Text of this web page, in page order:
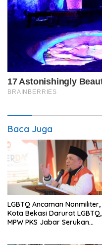
Baca Juga
LGBTQ Ancaman Nonmiliter,
Kota Bekasi Darurat LGBTQ,
MPW PKS Jabar Serukan